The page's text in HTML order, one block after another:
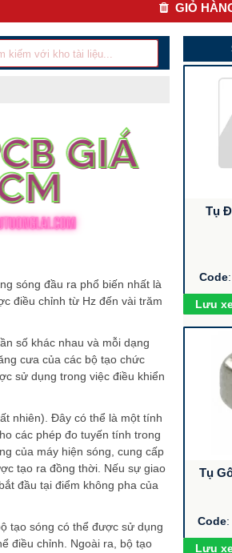
GIỎ
sóng đầu ra phổ biến nhất là
điều chỉnh từ Hz đến vài trăm
số khác nhau và mỗi dạng
cưa của các bộ tạo chức
sử dụng trong việc điều khiển
nhiên). Đây có thể là một tính
các phép đo tuyến tính trong
của máy hiện sóng, cung cấp
tạo ra đồng thời. Nếu sự giao
đầu tại điểm không pha của
tạo sóng có thể được sử dụng
điều chỉnh. Ngoài ra, bộ tạo
Tụ
Code
Lưu
Tụ
Code
Lưu